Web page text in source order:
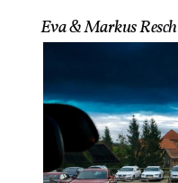
Eva & Markus Resch